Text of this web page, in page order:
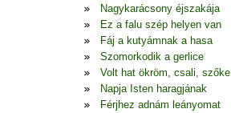
Nagykarácsony éjszakája
Ez a falu szép helyen van
Fáj a kutyámnak a hasa
Szomorkodik a gerlice
Volt hat ökröm, csali, szőke
Napja Isten haragjának
Férjhez adnám leányomat